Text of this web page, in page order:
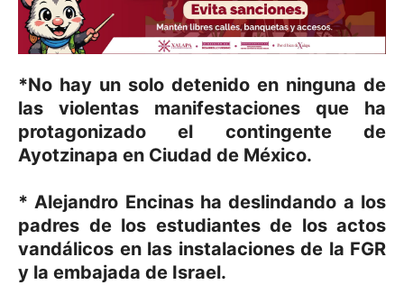
*No hay un solo detenido en ninguna de
las violentas manifestaciones que ha
protagonizado el contingente de
Ayotzinapa en Ciudad de México.
* Alejandro Encinas ha deslindando a los
padres de los estudiantes de los actos
vandálicos en las instalaciones de la FGR
y la embajada de Israel.